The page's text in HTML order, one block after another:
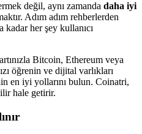
değil, aynı zamanda daha iyi
Adım adım rehberlerden
kadar her şey kullanıcı
Bitcoin, Ethereum veya
öğrenin ve dijital varlıkları
en iyi yollarını bulun. Coinatri,
hale getirir.